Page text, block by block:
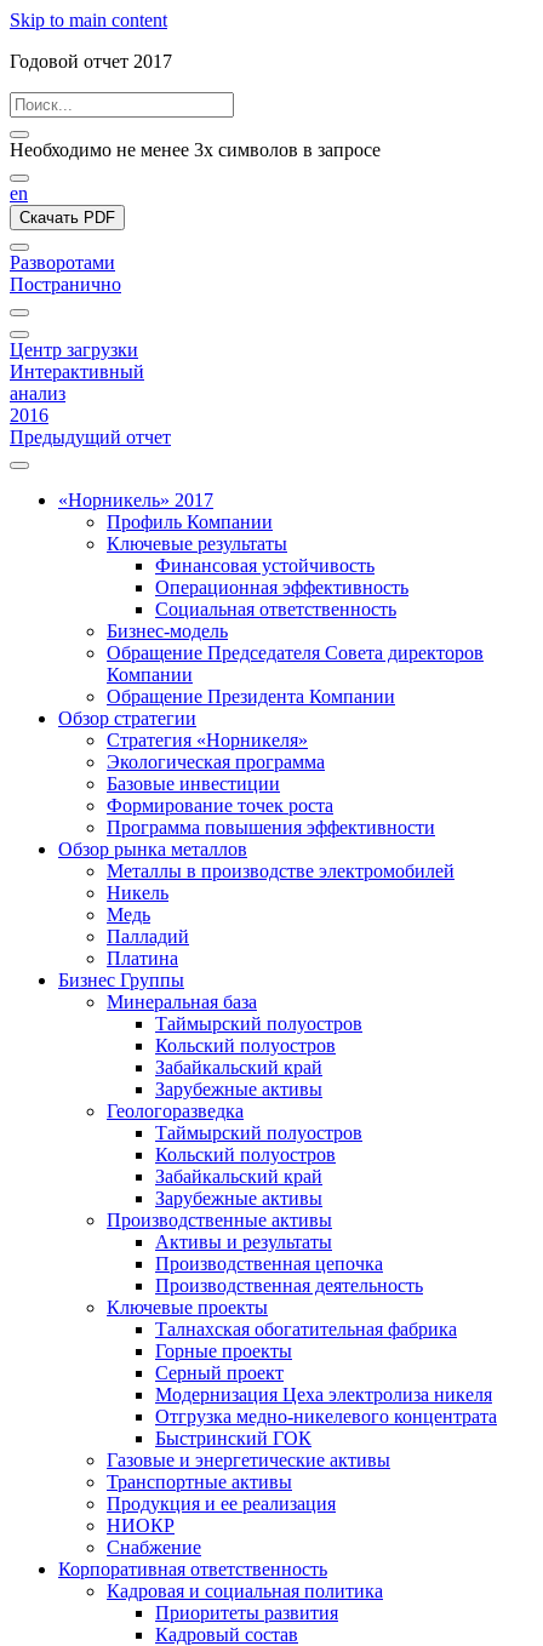
Skip to main content
Годовой отчет 2017
Необходимо не менее 3х символов в запросе
en
Скачать PDF
Разворотами
Постранично
Центр загрузки
Интерактивный
анализ
2016
Предыдущий отчет
«Норникель» 2017
Профиль Компании
Ключевые результаты
Финансовая устойчивость
Операционная эффективность
Социальная ответственность
Бизнес-модель
Обращение Председателя Совета директоров
Компании
Обращение Президента Компании
Обзор стратегии
Стратегия «Норникеля»
Экологическая программа
Базовые инвестиции
Формирование точек роста
Программа повышения эффективности
Обзор рынка металлов
Металлы в производстве электромобилей
Никель
Медь
Палладий
Платина
Бизнес Группы
Минеральная база
Таймырский полуостров
Кольский полуостров
Забайкальский край
Зарубежные активы
Геологоразведка
Таймырский полуостров
Кольский полуостров
Забайкальский край
Зарубежные активы
Производственные активы
Активы и результаты
Производственная цепочка
Производственная деятельность
Ключевые проекты
Талнахская обогатительная фабрика
Горные проекты
Серный проект
Модернизация Цеха электролиза никеля
Отгрузка медно-никелевого концентрата
Быстринский ГОК
Газовые и энергетические активы
Транспортные активы
Продукция и ее реализация
НИОКР
Снабжение
Корпоративная ответственность
Кадровая и социальная политика
Приоритеты развития
Кадровый состав